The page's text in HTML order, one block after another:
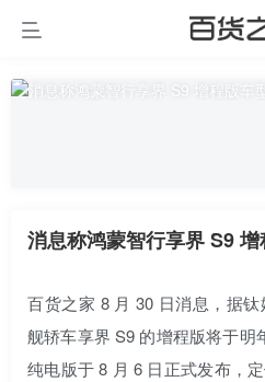
消息称鸿蒙智行享界 S9
百货之家 8 月 30 日消息，据
舰轿车享界 S9 的增程版将于明
纯电版于 8 月 6 日正式发布，